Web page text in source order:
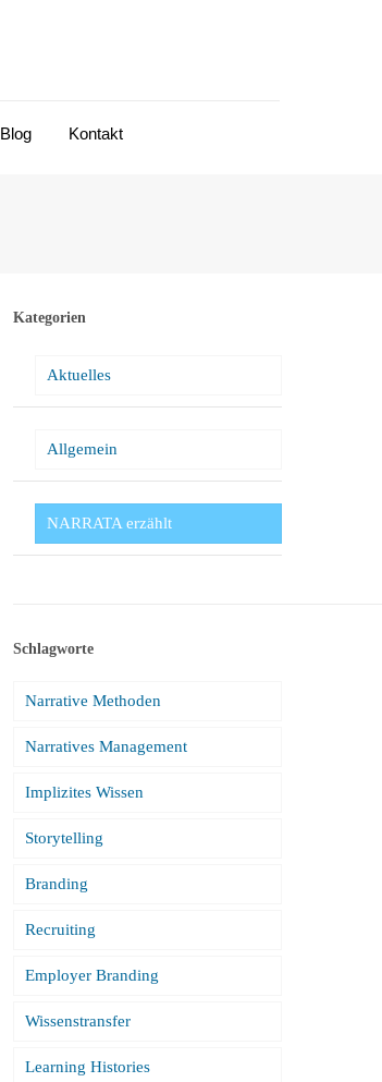
Blog Kontakt
Kategorien
Aktuelles
Allgemein
NARRATA erzählt
Schlagworte
Narrative Methoden
Narratives Management
Implizites Wissen
Storytelling
Branding
Recruiting
Employer Branding
Wissenstransfer
Learning Histories